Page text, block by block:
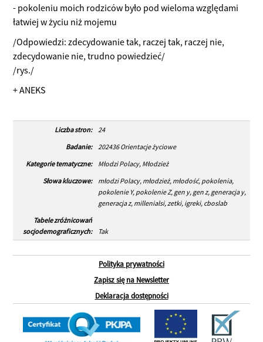
- pokoleniu moich rodziców było pod wieloma względami
łatwiej w życiu niż mojemu
/Odpowiedzi: zdecydowanie tak, raczej tak, raczej nie,
zdecydowanie nie, trudno powiedzieć/
/rys./
+ ANEKS
Liczba stron:
24
Badanie:
202436 Orientacje życiowe
Kategorie tematyczne:
Młodzi Polacy, Młodzież
Słowa kluczowe:
młodzi Polacy, młodzież, młodość, pokolenia,
pokolenie Y, pokolenie Z, gen y, gen z, generacja y,
generacja z, millenialsi, zetki, igreki, cboslab
Tabele zróżnicowań
socjodemograficznych:
Tak
Polityka prywatności
Zapisz się na Newsletter
Deklaracja dostępności